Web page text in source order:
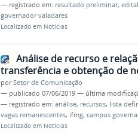
— registrado em: resultado preliminar, edital
governador valadares
Localizado em Notícias
Análise de recurso e
transferência e obtenção de
porSetor de Comunicação
— publicado 07/06/2019 — última
— registrado em: análise, recursos, lista
vagas remanescentes, ifmg, campus
Localizado em Notícias